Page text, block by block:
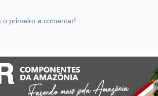
o primeiro a comentar!